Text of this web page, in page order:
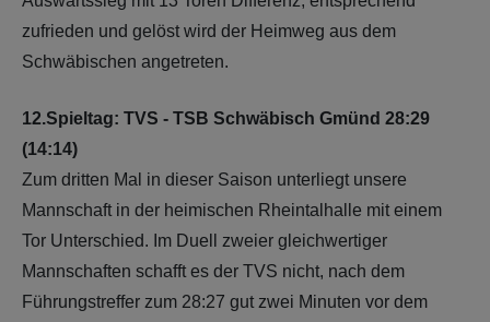
zufrieden und gelöst wird der Heimweg aus dem
Schwäbischen angetreten.
12.Spieltag: TVS - TSB Schwäbisch Gmünd 28:29
(14:14)
Zum dritten Mal in dieser Saison unterliegt unsere
Mannschaft in der heimischen Rheintalhalle mit einem
Tor Unterschied. Im Duell zweier gleichwertiger
Mannschaften schafft es der TVS nicht, nach dem
Führungstreffer zum 28:27 gut zwei Minuten vor dem